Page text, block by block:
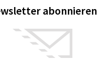
abonnieren